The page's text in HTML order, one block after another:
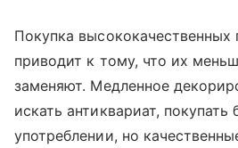
Покупка
приводит к тому, что их
заменяют. Медленное
искать антиквариат,
употреблении, но